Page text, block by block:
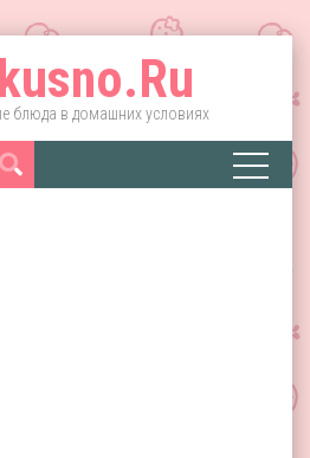
блюда в домашних условиях